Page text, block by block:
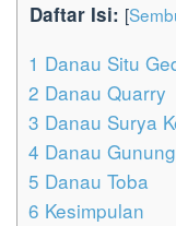
Daftar Isi: [
1 Danau Situ
2 Danau Quarry
3 Danau Surya
4 Danau
5 Danau Toba
6 Kesimpulan